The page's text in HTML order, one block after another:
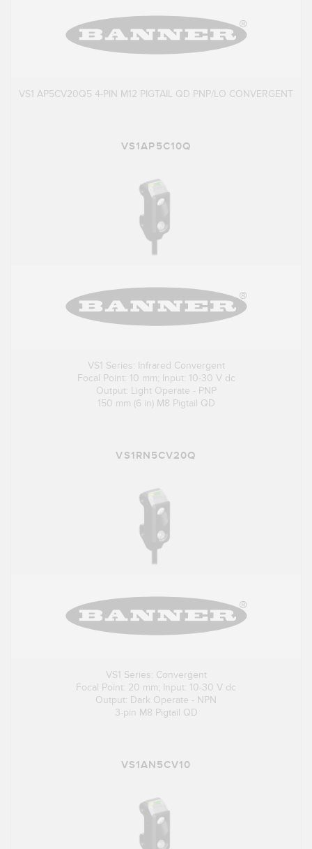
VS1 AP5CV20Q5 4-PIN M12 PIGTAIL QD PNP/LO CONVERGENT
VS1AP5C10Q
VS1 Series: Infrared Convergent
Focal Point: 10 mm; Input: 10-30 V dc
Output: Light Operate - PNP
150 mm (6 in) M8 Pigtail QD
VS1RN5CV20Q
VS1 Series: Convergent
Focal Point: 20 mm; Input: 10-30 V dc
Output: Dark Operate - NPN
3-pin M8 Pigtail QD
VS1AN5CV10